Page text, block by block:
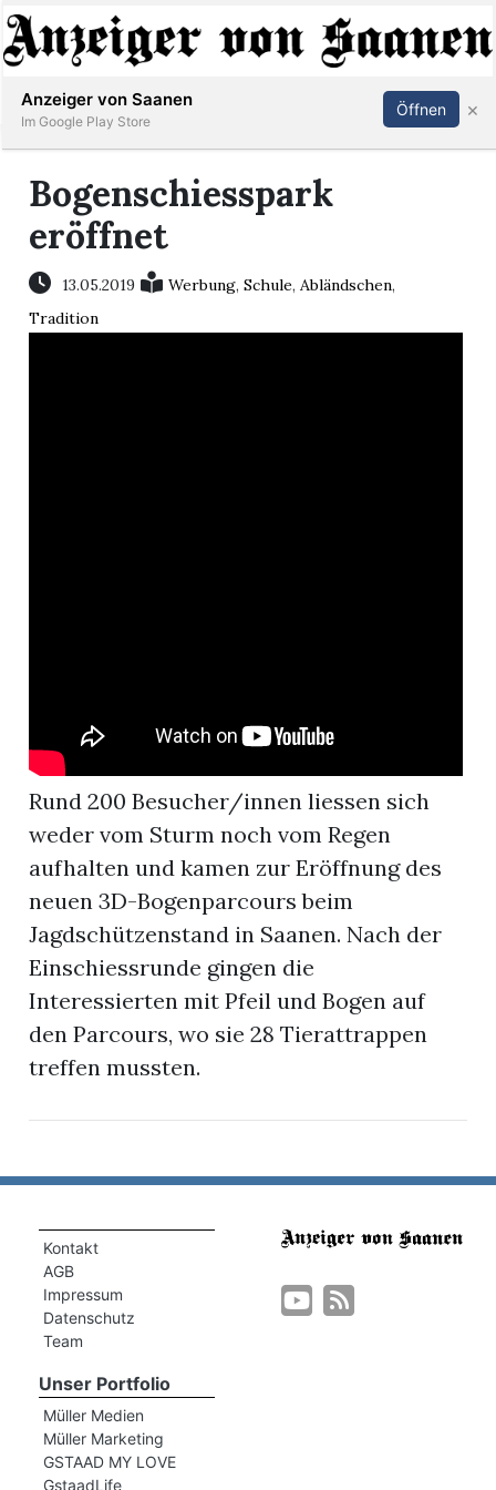
Events
Abonnieren Anmelden
Bogenschiesspark
eröffnet
13.05.2019 Werbung,Schule,Abländschen,
Tradition
Rund 200 Besucher/innen liessen sich
weder vom Sturm noch vom Regen
aufhalten und kamen zur Eröffnung des
neuen 3D-Bogenparcours beim
Jagdschützenstand in Saanen. Nach der
Einschiessrunde gingen die
Interessierten mit Pfeil und Bogen auf
den Parcours, wo sie 28 Tierattrappen
treffen mussten.
Kontakt
AGB
Impressum
Datenschutz
Team
Unser Portfolio
Müller Medien
Müller Marketing
GSTAAD MY LOVE
GstaadLife
Anzeiger von Saanen
Im Google Play Store
Öffnen ×